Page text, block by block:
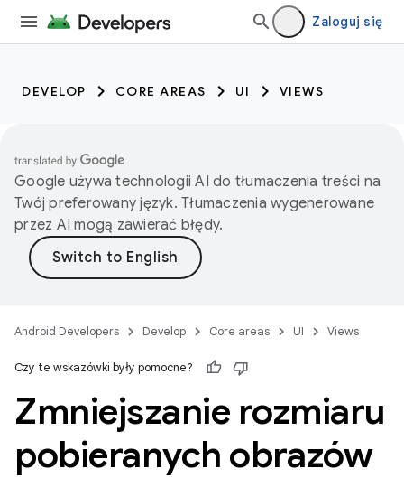
Zaloguj się
DEVELOP CORE AREAS UI VIEWS
Google używa technologii AI do tłumaczenia treści na
Twój preferowany język. Tłumaczenia wygenerowane
przez AI mogą zawierać błędy.
Android Developers Develop Core areas UI Views
Czy te wskazówki były pomocne?
Zmniejszanie rozmiaru
pobieranych obrazów